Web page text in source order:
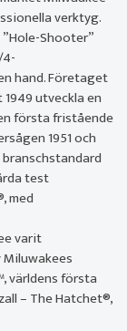
verktyg.
Shooter”
hand. Företaget
utveckla en
första fristående
1951 och
test
med
varit
världens första
– The Hatchet®,